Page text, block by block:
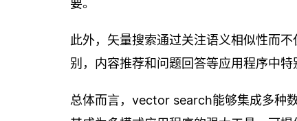
要。
此外，矢量搜索通过关注语义相似性而
别，内容推荐和问题回答等应用程序中
总体而言，vector search能够集成多种